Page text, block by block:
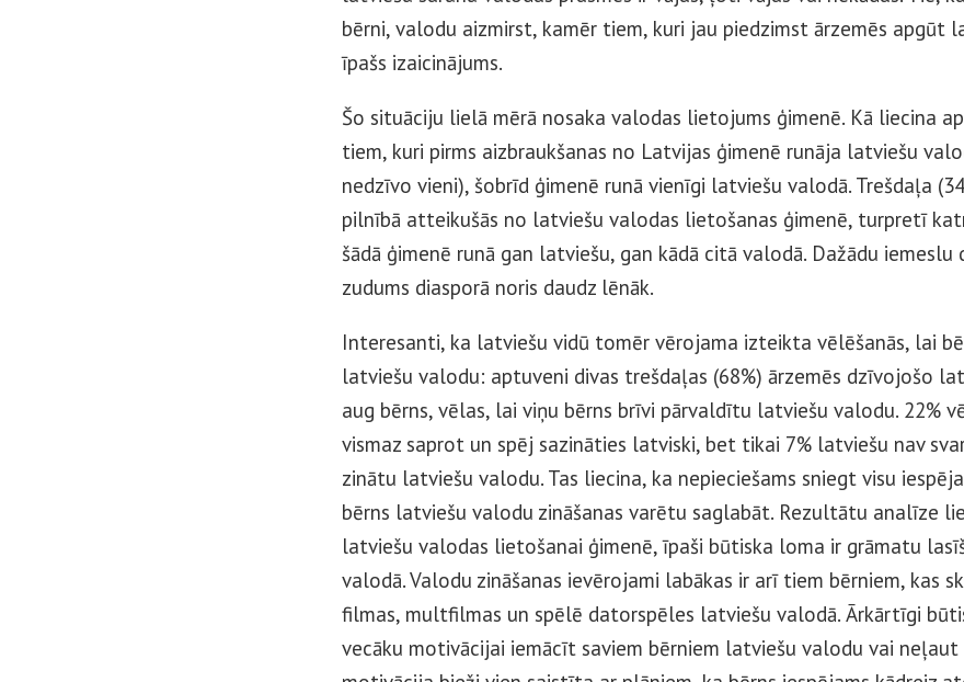
bērni, valodu aizmirst, kamēr tiem, kuri jau piedzimst ārzemēs apgūt
īpašs izaicinājums.
Šo situāciju lielā mērā nosaka valodas lietojums ģimenē. Kā liecina
tiem, kuri pirms aizbraukšanas no Latvijas ģimenē runāja latviešu
nedzīvo vieni), šobrīd ģimenē runā vienīgi latviešu valodā. Trešdaļa
pilnībā atteikušās no latviešu valodas lietošanas ģimenē, turpretī
šādā ģimenē runā gan latviešu, gan kādā citā valodā. Dažādu
zudums diasporā noris daudz lēnāk.
Interesanti, ka latviešu vidū tomēr vērojama izteikta vēlēšanās, lai
latviešu valodu: aptuveni divas trešdaļas (68%) ārzemēs dzīvojošo
aug bērns, vēlas, lai viņu bērns brīvi pārvaldītu latviešu valodu. 22%
vismaz saprot un spēj sazināties latviski, bet tikai 7% latviešu nav
zinātu latviešu valodu. Tas liecina, ka nepieciešams sniegt visu
bērns latviešu valodu zināšanas varētu saglabāt. Rezultātu analīze
latviešu valodas lietošanai ģimenē, īpaši būtiska loma ir grāmatu
valodā. Valodu zināšanas ievērojami labākas ir arī tiem bērniem, kas
filmas, multfilmas un spēlē datorspēles latviešu valodā. Ārkārtīgi
vecāku motivācijai iemācīt saviem bērniem latviešu valodu vai